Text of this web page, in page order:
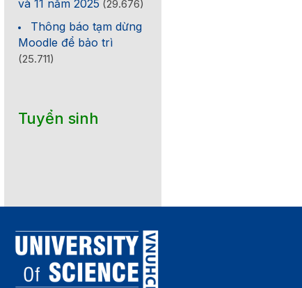
và 11 năm 2025 (29.676)
Thông báo tạm dừng
Moodle để bảo trì
(25.711)
Tuyển sinh